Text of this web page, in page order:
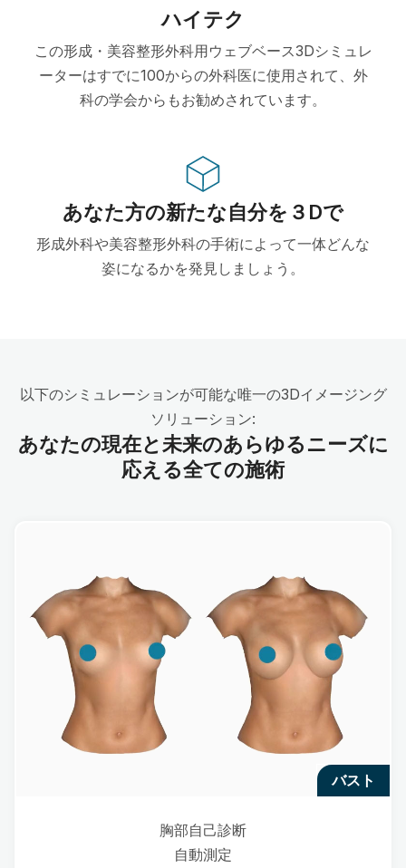
ハイテク
この形成・美容整形外科用ウェブベース3Dシミュレ
ーターはすでに100からの外科医に使用されて、外
科の学会からもお勧めされています。
あなた方の新たな自分を３Dで
形成外科や美容整形外科の手術によって一体どんな
姿になるかを発見しましょう。
以下のシミュレーションが可能な唯一の3Dイメージング
ソリューション:
あなたの現在と未来のあらゆるニーズに
応える全ての施術
バスト
胸部自己診断
自動測定